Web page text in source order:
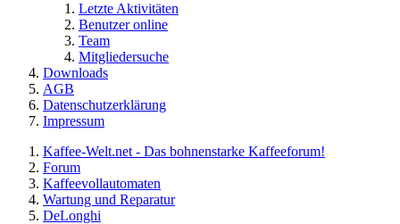
Letzte Aktivitäten
Benutzer online
Team
Mitgliedersuche
Downloads
AGB
Datenschutzerklärung
Impressum
Kaffee-Welt.net - Das bohnenstarke Kaffeeforum!
Forum
Kaffeevollautomaten
Wartung und Reparatur
DeLonghi